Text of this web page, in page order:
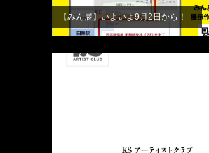
【みん展】いよいよ9月2日から！